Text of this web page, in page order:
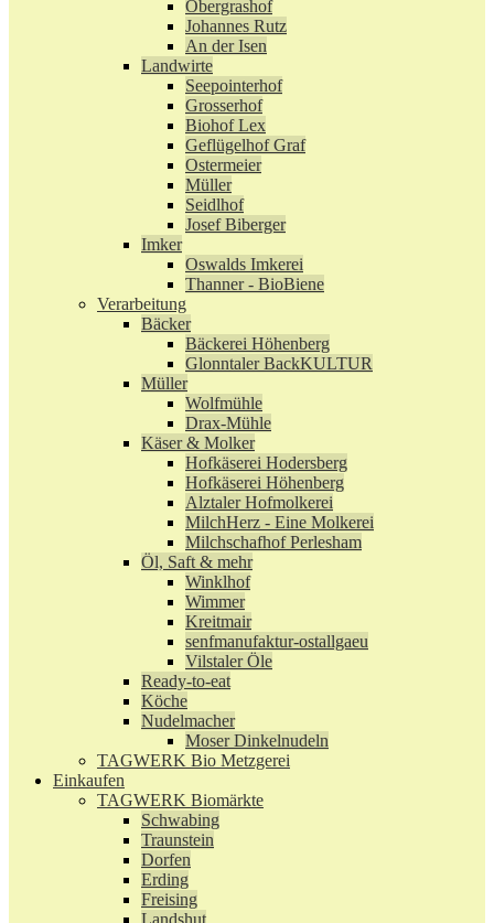
Obergrashof
Johannes Rutz
An der Isen
Landwirte
Seepointerhof
Grosserhof
Biohof Lex
Geflügelhof Graf
Ostermeier
Müller
Seidlhof
Josef Biberger
Imker
Oswalds Imkerei
Thanner - BioBiene
Verarbeitung
Bäcker
Bäckerei Höhenberg
Glonntaler BackKULTUR
Müller
Wolfmühle
Drax-Mühle
Käser & Molker
Hofkäserei Hodersberg
Hofkäserei Höhenberg
Alztaler Hofmolkerei
MilchHerz - Eine Molkerei
Milchschafhof Perlesham
Öl, Saft & mehr
Winklhof
Wimmer
Kreitmair
senfmanufaktur-ostallgaeu
Vilstaler Öle
Ready-to-eat
Köche
Nudelmacher
Moser Dinkelnudeln
TAGWERK Bio Metzgerei
Einkaufen
TAGWERK Biomärkte
Schwabing
Traunstein
Dorfen
Erding
Freising
Landshut